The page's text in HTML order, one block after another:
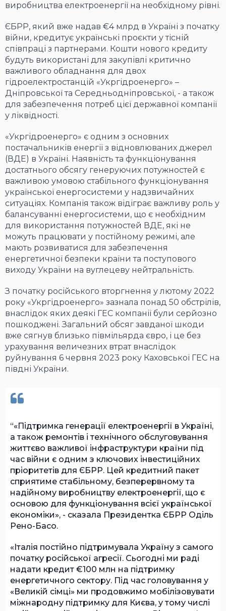
виробництва електроенергії на необхідному рівні.
ЄБРР, який вже надав €4 млрд в Україні з початку
війни, кредитує українські проєкти у тісній
співпраці з партнерами. Кошти нового кредиту
будуть використані для закупівлі критично
важливого обладнання для двох
гідроелектростанцій «Укргідроенерго» –
Дніпровської та Середньодніпровської, - а також
для забезпечення потреб цієї державної компанії
у ліквідності.
«Укргідроенерго» є одним з основних
постачальників енергії з відновлюваних джерел
(ВДЕ) в Україні. Наявність та функціонування
достатнього обсягу генеруючих потужностей є
важливою умовою стабільного функціонування
української енергосистеми у надзвичайних
ситуаціях. Компанія також відіграє важливу роль у
балансуванні енергосистеми, що є необхідним
для використання потужностей ВДЕ, які не
можуть працювати у постійному режимі, але
мають розвиватися для забезпечення
енергетичної безпеки країни та поступового
виходу України на вуглецеву нейтральність.
З початку російського вторгнення у лютому 2022
року «Укргідроенерго» зазнала понад 50 обстрілів,
внаслідок яких деякі ГЕС компанії були серйозно
пошкоджені. Загальний обсяг завданої шкоди
вже сягнув близько півмільярда євро, і це без
урахування величезних втрат внаслідок
руйнування 6 червня 2023 року Каховської ГЕС на
півдні України.
«Підтримка генерації електроенергії в Україні,
а також ремонтів і технічного обслуговування
життєво важливої інфраструктури країни під
час війни є одним з ключових інвестиційних
пріоритетів для ЄБРР. Цей кредитний пакет
сприятиме стабільному, безперервному та
надійному виробництву електроенергії, що є
основою для функціонування всієї української
економіки», - сказала Президентка ЄБРР Оділь
Рено-Басо.
«Італія постійно підтримувала Україну з самого
початку російської агресії. Сьогодні ми раді
надати кредит €100 млн на підтримку
енергетичного сектору. Під час головування у
«Великій сімці» ми продовжимо мобілізовувати
міжнародну підтримку для Києва, у тому числі